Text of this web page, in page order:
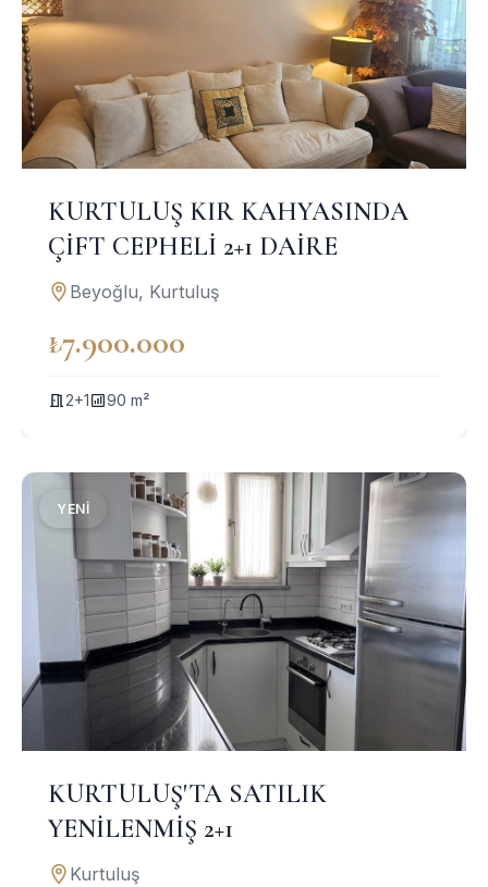
KURTULUŞ KIR KAHYASINDA
ÇİFT CEPHELİ 2+1 DAİRE
Beyoğlu, Kurtuluş
₺7.900.000
2+1 90 m²
YENI
KURTULUŞ'TA SATILIK
YENİLENMİŞ 2+1
Kurtuluş